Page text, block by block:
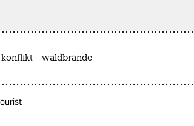
konflikt waldbrände